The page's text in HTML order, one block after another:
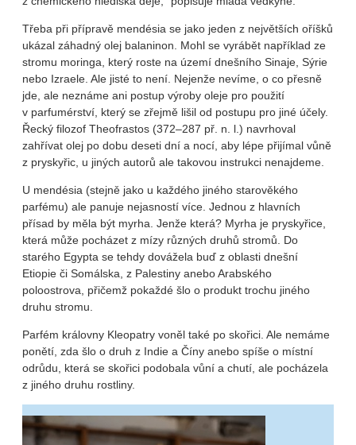
Třeba při přípravě mendésia se jako jeden z největších oříšků
ukázal záhadný olej balaninon. Mohl se vyrábět například ze
stromu moringa, který roste na území dnešního Sinaje, Sýrie
nebo Izraele. Ale jisté to není. Nejenže nevíme, o co přesně
jde, ale neznáme ani postup výroby oleje pro použití
v parfumérství, který se zřejmě lišil od postupu pro jiné účely.
Řecký filozof Theofrastos (372–287 př. n. l.) navrhoval
zahřívat olej po dobu deseti dní a nocí, aby lépe přijímal vůně
z pryskyřic, u jiných autorů ale takovou instrukci nenajdeme.
U mendésia (stejně jako u každého jiného starověkého
parfému) ale panuje nejasností více. Jednou z hlavních
přísad by měla být myrha. Jenže která? Myrha je pryskyřice,
která může pocházet z mízy různých druhů stromů. Do
starého Egypta se tehdy dovážela buď z oblasti dnešní
Etiopie či Somálska, z Palestiny anebo Arabského
poloostrova, přičemž pokaždé šlo o produkt trochu jiného
druhu stromu.
Parfém královny Kleopatry voněl také po skořici. Ale nemáme
ponětí, zda šlo o druh z Indie a Číny anebo spíše o místní
odrůdu, která se skořici podobala vůní a chutí, ale pocházela
z jiného druhu rostliny.